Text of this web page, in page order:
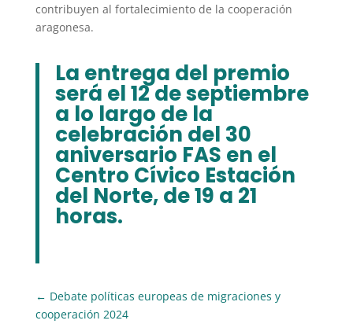
contribuyen al fortalecimiento de la cooperación
aragonesa.
La entrega del premio
será el 12 de septiembre
a lo largo de la
celebración del 30
aniversario FAS en el
Centro Cívico Estación
del Norte, de 19 a 21
horas.
← Debate políticas europeas de migraciones y
cooperación 2024